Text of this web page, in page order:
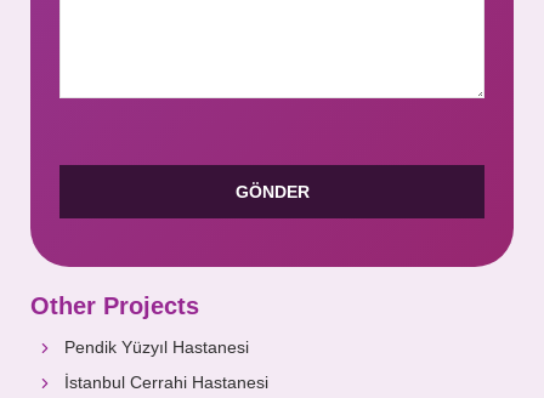
Other Projects
Pendik Yüzyıl Hastanesi
İstanbul Cerrahi Hastanesi